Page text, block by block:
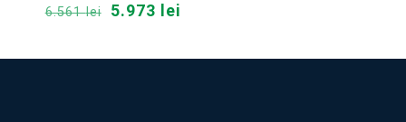
6.561lei
Prețul
fost:
5.973 lei
5.973 lei.